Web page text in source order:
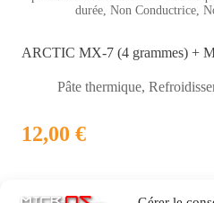
durée, Non Conductrice,
ARCTIC MX-7 (4 grammes) +
Pâte thermique,
12,00 €